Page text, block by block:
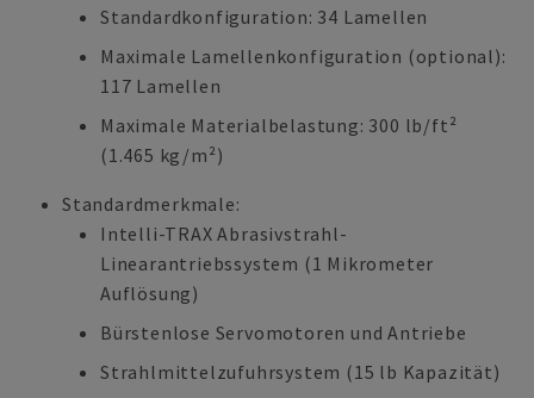
Standardkonfiguration: 34 Lamellen
Maximale Lamellenkonfiguration (optional):
117 Lamellen
Maximale Materialbelastung: 300 lb/ft²
(1.465 kg/m²)
Standardmerkmale:
Intelli-TRAX Abrasivstrahl-
Linearantriebssystem (1 Mikrometer
Auflösung)
Bürstenlose Servomotoren und Antriebe
Strahlmittelzufuhrsystem (15 lb Kapazität)